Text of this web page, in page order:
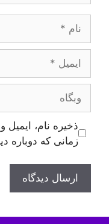
وبگاه
ذخیره نام،
زمانی که دوباره